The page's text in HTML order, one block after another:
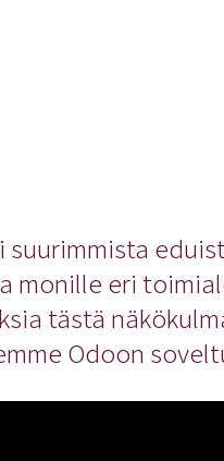
suurimmista
monille eri
tästä
Odoon